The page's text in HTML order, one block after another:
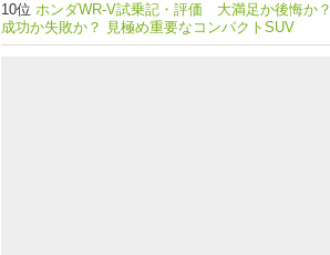
ホンダWR-V試乗記・評価 大満足か後悔か？
成功か失敗か？ 見極め重要なコンパクトSUV